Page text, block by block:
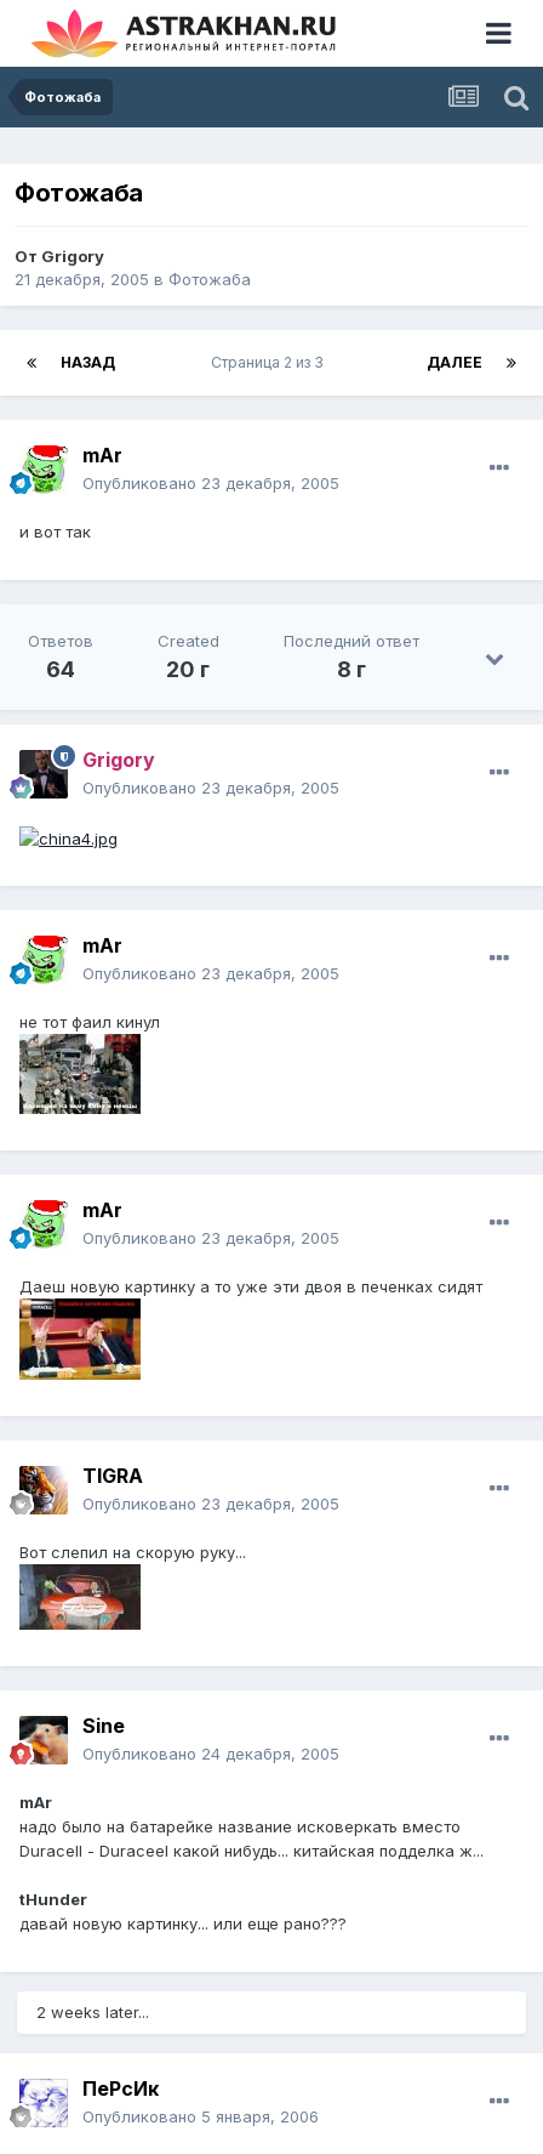
Фотожаба
Фотожаба
От Grigory
21 декабря, 2005 в Фотожаба
НАЗАД ДАЛЕЕ
Страница 2 из 3
mAr
Опубликовано 23 декабря, 2005
и вот так
Ответов
64
Created
20 г
Последний ответ
8 г
Grigory
Опубликовано 23 декабря, 2005
mAr
Опубликовано 23 декабря, 2005
не тот фаил кинул
mAr
Опубликовано 23 декабря, 2005
Даеш новую картинку а то уже эти двоя в печенках сидят
TIGRA
Опубликовано 23 декабря, 2005
Вот слепил на скорую руку...
Sine
Опубликовано 24 декабря, 2005
mAr
надо было на батарейке название исковеркать вместо
Duracell - Duraceel какой нибудь... китайская подделка ж...
tHunder
давай новую картинку... или еще рано???
2 weeks later...
ПеРсИк
Опубликовано 5 января, 2006